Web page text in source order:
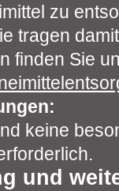
zu
tragen
finden Sie
keine
und